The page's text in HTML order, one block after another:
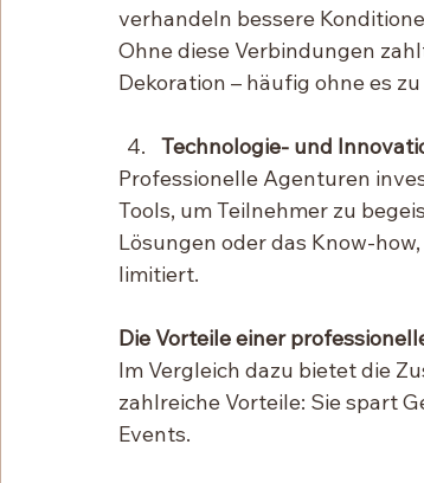
verhandeln bessere
Ohne diese Verbindungen
Dekoration – häufig ohne es
Technologie- und
Professionelle Agenturen
Tools, um Teilnehmer zu
Lösungen oder das Know-
limitiert.
Die Vorteile einer
Im Vergleich dazu bietet die
zahlreiche Vorteile: Sie spart
Events.